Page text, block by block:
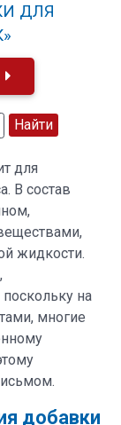
ДЛЯ
для
В состав
жидкости.
на
многие
добавки